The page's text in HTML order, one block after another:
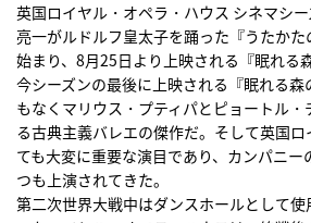
英国ロイヤル・オペラ・ハウス シネマシ
亮一がルドルフ皇太子を踊った『うたか
始まり、8月25日より上映される『眠れる
今シーズンの最後に上映される『眠れる
もなくマリウス・プティパとピョートル・
る古典主義バレエの傑作だ。そして英国
ても大変に重要な演目であり、カンパニ
つも上演されてきた。
第二次世界大戦中はダンスホールとして